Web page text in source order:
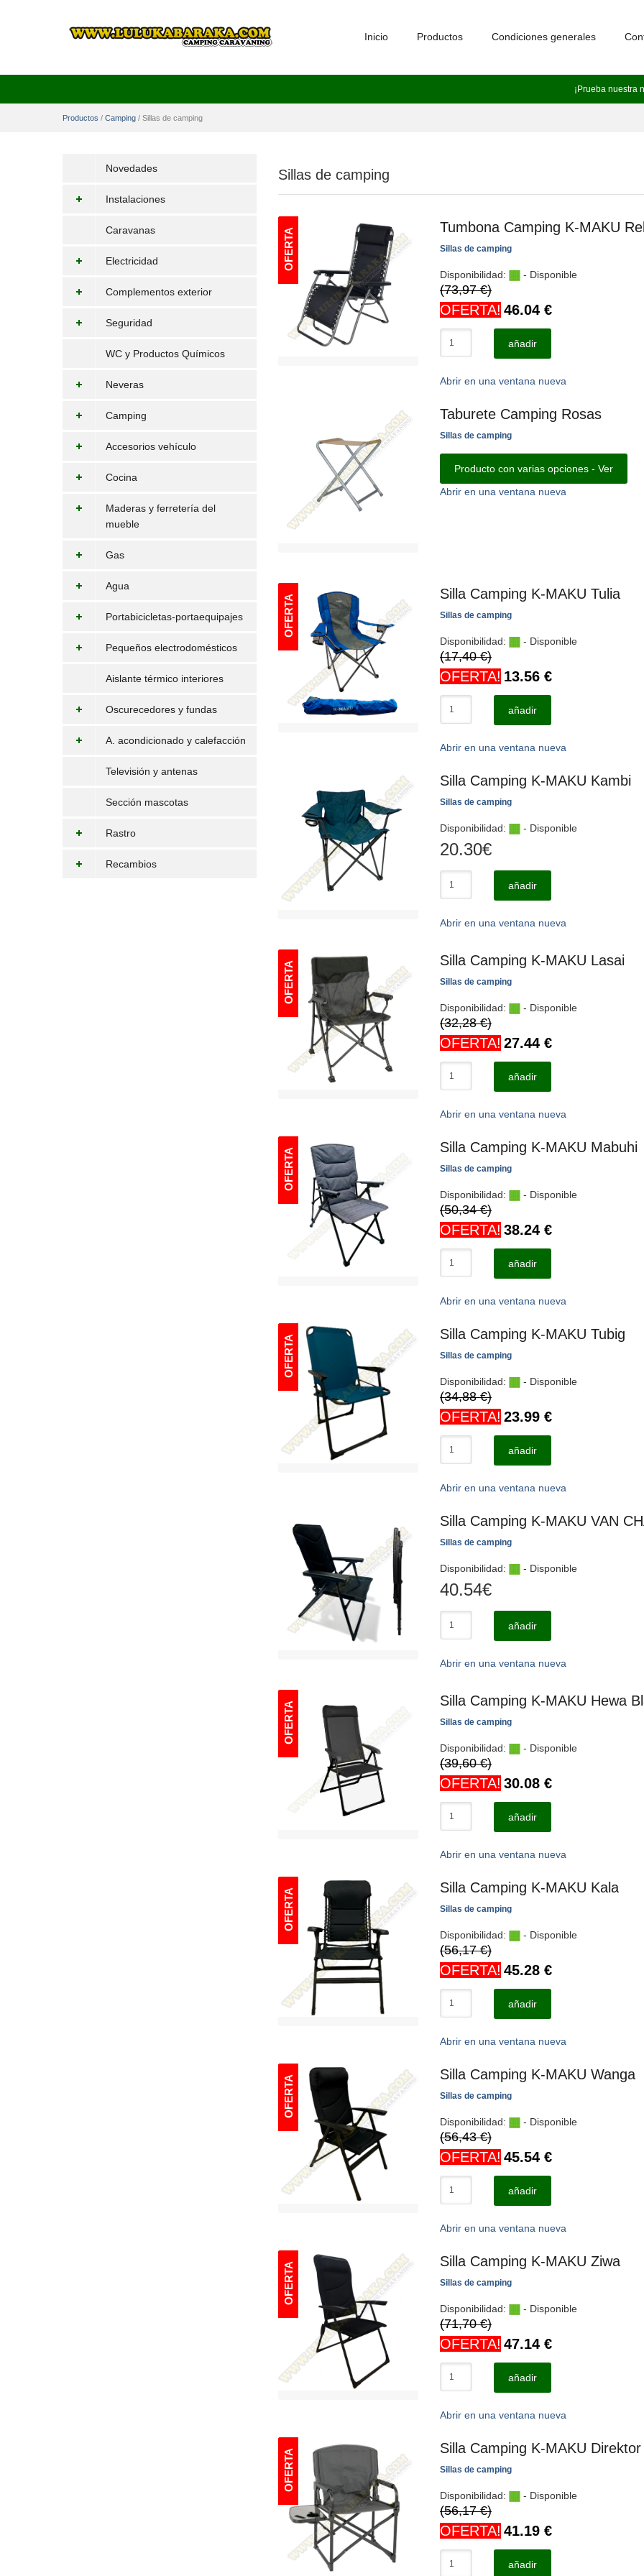
¡Prueba nuestra
Inicio Productos Condiciones generales
Productos / Camping / Sillas de camping
Novedades
Instalaciones
Caravanas
Electricidad
Complementos exterior
Seguridad
WC y Productos Químicos
Neveras
Camping
Accesorios vehículo
Cocina
Maderas y ferretería del
mueble
Gas
Agua
Portabicicletas-portaequipajes
Pequeños electrodomésticos
Aislante térmico interiores
Oscurecedores y fundas
A. acondicionado y calefacción
Televisión y antenas
Sección mascotas
Rastro
Recambios
Sillas de camping
Tumbona Camping K-MAKU
Sillas de camping
Disponibilidad: - Disponible
(73,97 €)
OFERTA! 46.04 €
añadir
Abrir en una ventana nueva
Taburete Camping Rosas
Sillas de camping
Producto con varias opciones - Ver
Abrir en una ventana nueva
Silla Camping K-MAKU Tulia
Sillas de camping
Disponibilidad: - Disponible
(17,40 €)
OFERTA! 13.56 €
añadir
Abrir en una ventana nueva
Silla Camping K-MAKU Kambi
Sillas de camping
Disponibilidad: - Disponible
20.30€
añadir
Abrir en una ventana nueva
Silla Camping K-MAKU Lasai
Sillas de camping
Disponibilidad: - Disponible
(32,28 €)
OFERTA! 27.44 €
añadir
Abrir en una ventana nueva
Silla Camping K-MAKU Mabuhi
Sillas de camping
Disponibilidad: - Disponible
(50,34 €)
OFERTA! 38.24 €
añadir
Abrir en una ventana nueva
Silla Camping K-MAKU Tubig
Sillas de camping
Disponibilidad: - Disponible
(34,88 €)
OFERTA! 23.99 €
añadir
Abrir en una ventana nueva
Silla Camping K-MAKU VAN
Sillas de camping
Disponibilidad: - Disponible
40.54€
añadir
Abrir en una ventana nueva
Silla Camping K-MAKU Hewa
Sillas de camping
Disponibilidad: - Disponible
(39,60 €)
OFERTA! 30.08 €
añadir
Abrir en una ventana nueva
Silla Camping K-MAKU Kala
Sillas de camping
Disponibilidad: - Disponible
(56,17 €)
OFERTA! 45.28 €
añadir
Abrir en una ventana nueva
Silla Camping K-MAKU Wanga
Sillas de camping
Disponibilidad: - Disponible
(56,43 €)
OFERTA! 45.54 €
añadir
Abrir en una ventana nueva
Silla Camping K-MAKU Ziwa
Sillas de camping
Disponibilidad: - Disponible
(71,70 €)
OFERTA! 47.14 €
añadir
Abrir en una ventana nueva
Silla Camping K-MAKU Direktor
Sillas de camping
Disponibilidad: - Disponible
(56,17 €)
OFERTA! 41.19 €
añadir